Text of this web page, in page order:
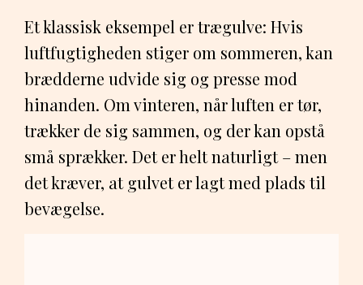
Et klassisk eksempel er trægulve: Hvis
luftfugtigheden stiger om sommeren, kan
brædderne udvide sig og presse mod
hinanden. Om vinteren, når luften er tør,
trækker de sig sammen, og der kan opstå
små sprækker. Det er helt naturligt – men
det kræver, at gulvet er lagt med plads til
bevægelse.